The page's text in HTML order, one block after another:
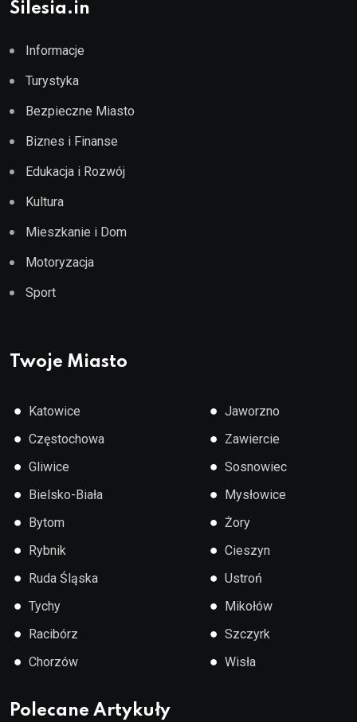
Silesia.in
Informacje
Turystyka
Bezpieczne Miasto
Biznes i Finanse
Edukacja i Rozwój
Kultura
Mieszkanie i Dom
Motoryzacja
Sport
Twoje Miasto
● Katowice
● Częstochowa
● Gliwice
● Bielsko-Biała
● Bytom
● Rybnik
● Ruda Śląska
● Tychy
● Racibórz
● Chorzów
● Jaworzno
● Zawiercie
● Sosnowiec
● Mysłowice
● Żory
● Cieszyn
● Ustroń
● Mikołów
● Szczyrk
● Wisła
Polecane Artykuły